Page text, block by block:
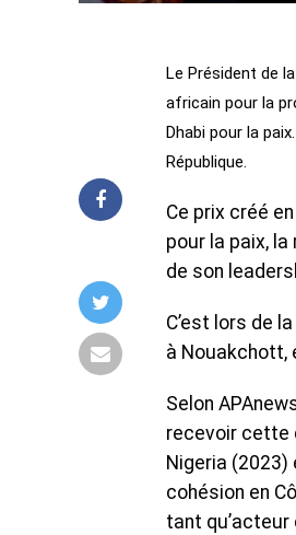
Le Président de
africain pour la
Dhabi pour la
République.
Ce prix créé
pour la paix,
de son
C’est lors de
à Nouakchott,
‎Selon
recevoir cette
Nigeria
cohésion en
tant qu’acteur